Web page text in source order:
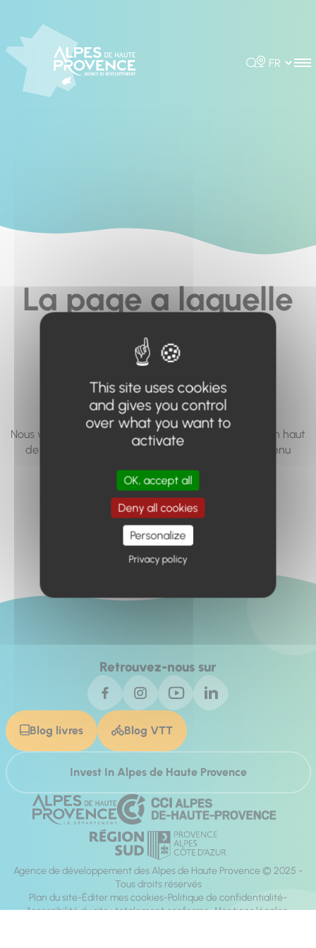
Rechercher
Choisir la
La page a laquelle
vous cherchez à
accéder n'existe
pas... ou plus.
Nous vous invitons à utiliser le moteur de recherche en haut
de page, ou à utiliser le menu pour trouver le contenu
Retour à l'accueil
Retrouvez-nous sur
Blog livres Blog VTT
Invest In Alpes de Haute Provence
Agence de développement des Alpes de Haute Provence © 2025 -
Tous droits réservés
Plan du site Éditer mes cookies Politique de confidentialité
Accessibilité du site : totalement conforme Mentions légales
This site uses cookies
and gives you control
over what you want to
activate
OK, accept all
Deny all cookies
Personalize
Privacy policy